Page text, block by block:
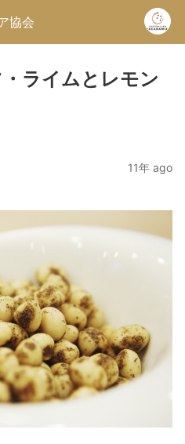
協会
ライムとレモン
11年 ago